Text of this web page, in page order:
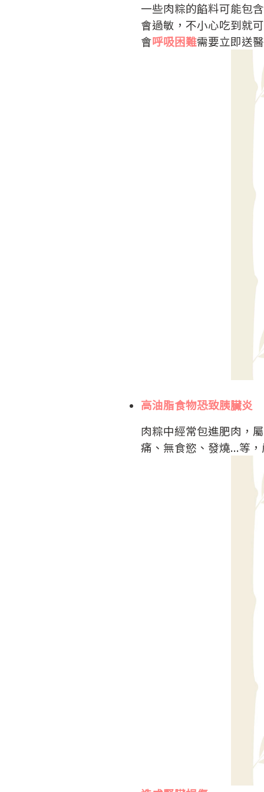
一些肉粽的餡料可能包
會過敏，不小心吃到就
會呼吸困難需要立即送
高油脂食物恐致胰臟炎
肉粽中經常包進肥肉，
痛、無食慾、發燒...等